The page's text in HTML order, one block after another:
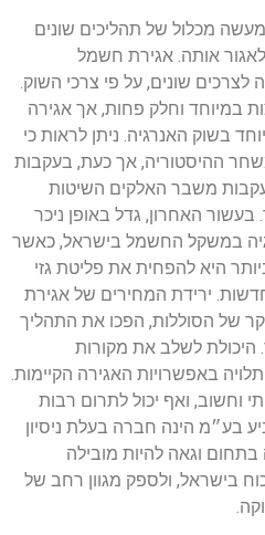
מכלול של תהליכים שונים
אותה. אגירת חשמל
שונים, על פי צרכי השוק.
במיוחד וחלק פחות, אך אגירה
בשוק האנרגיה. ניתן לראות כי
ההיסטוריה, אך כעת, בעקבות
משבר האלקים השיטות
בעשור האחרון, גדל באופן ניכר
במשקל החשמל בישראל, כאשר
היא להפחית את פליטת גזי
ירידת המחירים של אגירת
של הסוללות, הפכו את התהליך
היכולת לשלב את מקורות
באפשרויות האגירה הקיימות.
וחשוב, ואף יכול לתרום רבות
בע״מ הינה חברה בעלת ניסיון
וגאה להיות מובילה
בישראל, ולספק מגוון רחב של